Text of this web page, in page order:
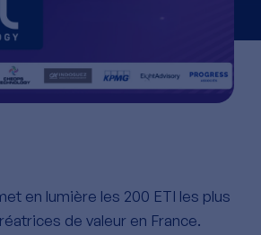
en lumière les 200 ETI les plus
de valeur en France.